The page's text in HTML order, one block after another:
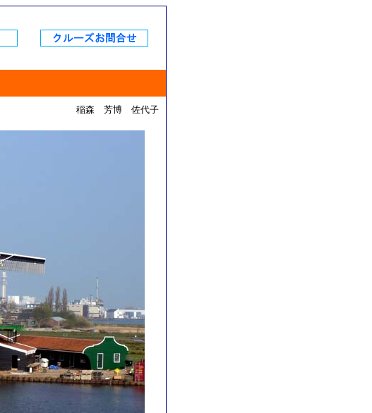
稲森 芳博 佐代子